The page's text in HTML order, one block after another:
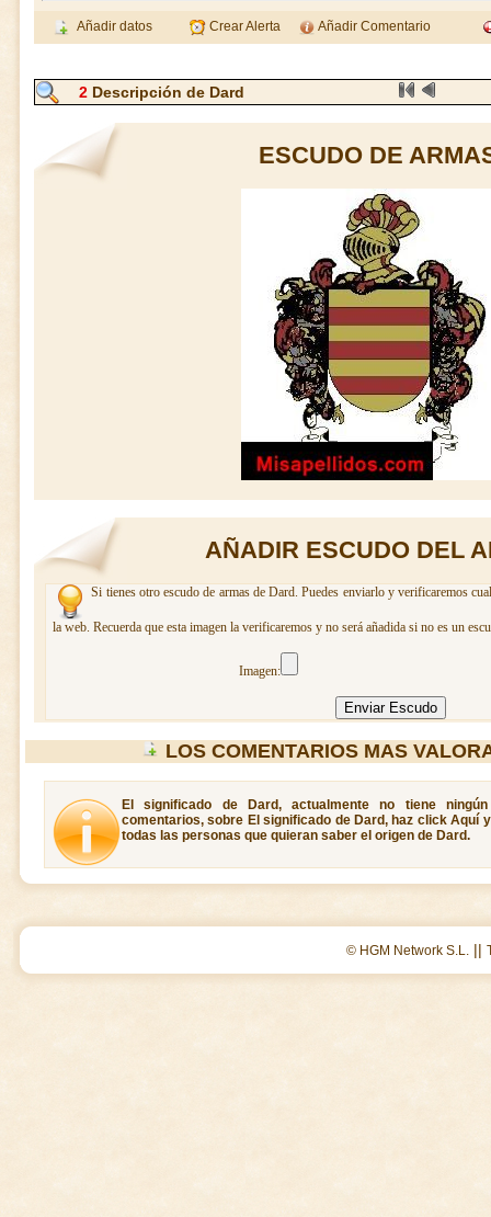
Añadir datos Crear Alerta Añadir Comentario
2 Descripción de Dard
ESCUDO DE
AÑADIR ESCUDO DEL
Si tienes otro escudo de armas de Dard. Puedes enviarlo y verificaremos
la web. Recuerda que esta imagen la verificaremos y no será añadida si no es un
Imagen:
LOS COMENTARIOS MAS
El significado de Dard, actualmente no tiene
comentarios, sobre El significado de Dard, haz click Aquí
todas las personas que quieran saber el origen de Dard.
© HGM Network S.L. ||